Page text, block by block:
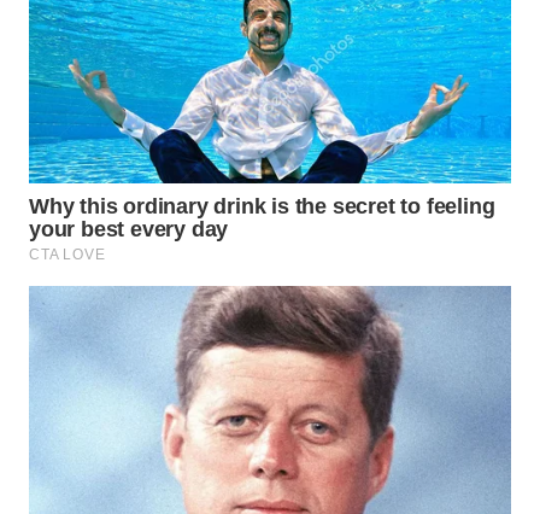
WN
SAMOSIR
WN
PADANG
LAWAS
WN
SUMEDANG
CIANJUR
SERIBU